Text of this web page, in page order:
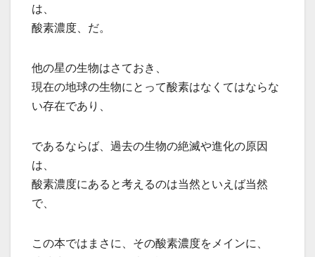
は、
酸素濃度、だ。
他の星の生物はさておき、
現在の地球の生物にとって酸素はなくてはならな
い存在であり、
であるならば、過去の生物の絶滅や進化の原因
は、
酸素濃度にあると考えるのは当然といえば当然
で、
この本ではまさに、その酸素濃度をメインに、